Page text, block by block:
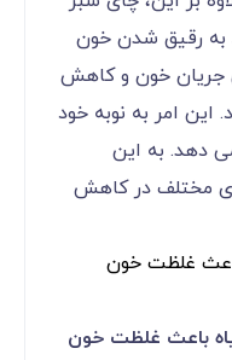
به رقیق شدن خون
جریان خون و کاهش
امر به نوبه خود
دهد. به این
مختلف در کاهش
غلظت خون
باعث غلظت خون